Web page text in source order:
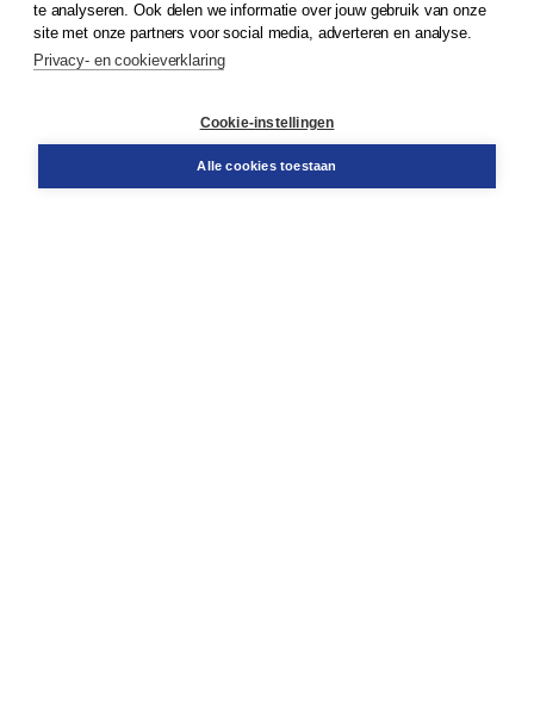
Klantenservice
Service & informatie
Contact
te analyseren. Ook delen we informatie over jouw gebruik van onze
site met onze partners voor social media, adverteren en analyse.
Privacy- en cookieverklaring
Cookie-instellingen
Alle cookies toestaan